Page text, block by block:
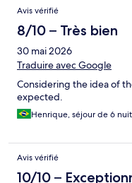
Avis vérifié
8/10 – Très bien
30 mai 2026
Traduire avec Google
Considering the idea of
expected.
Henrique, séjour de 6
Avis vérifié
10/10 –